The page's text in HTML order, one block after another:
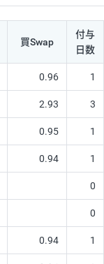
買Swap
付与
日数
0.96 1
2.93 3
0.95 1
0.94 1
0
0
0.94 1